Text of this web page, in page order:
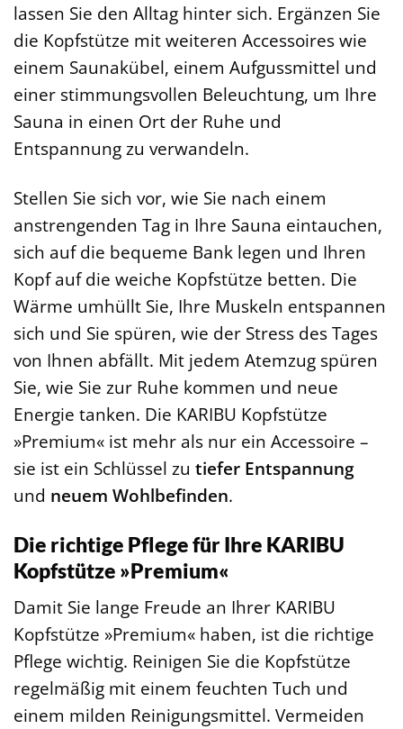
lassen Sie den Alltag hinter sich. Ergänzen Sie
die Kopfstütze mit weiteren Accessoires wie
einem Saunakübel, einem Aufgussmittel und
einer stimmungsvollen Beleuchtung, um Ihre
Sauna in einen Ort der Ruhe und
Entspannung zu verwandeln.
Stellen Sie sich vor, wie Sie nach einem
anstrengenden Tag in Ihre Sauna eintauchen,
sich auf die bequeme Bank legen und Ihren
Kopf auf die weiche Kopfstütze betten. Die
Wärme umhüllt Sie, Ihre Muskeln entspannen
sich und Sie spüren, wie der Stress des Tages
von Ihnen abfällt. Mit jedem Atemzug spüren
Sie, wie Sie zur Ruhe kommen und neue
Energie tanken. Die KARIBU Kopfstütze
»Premium« ist mehr als nur ein Accessoire –
sie ist ein Schlüssel zu tiefer Entspannung
und neuem Wohlbefinden.
Die richtige Pflege für Ihre KARIBU
Kopfstütze »Premium«
Damit Sie lange Freude an Ihrer KARIBU
Kopfstütze »Premium« haben, ist die richtige
Pflege wichtig. Reinigen Sie die Kopfstütze
regelmäßig mit einem feuchten Tuch und
einem milden Reinigungsmittel. Vermeiden